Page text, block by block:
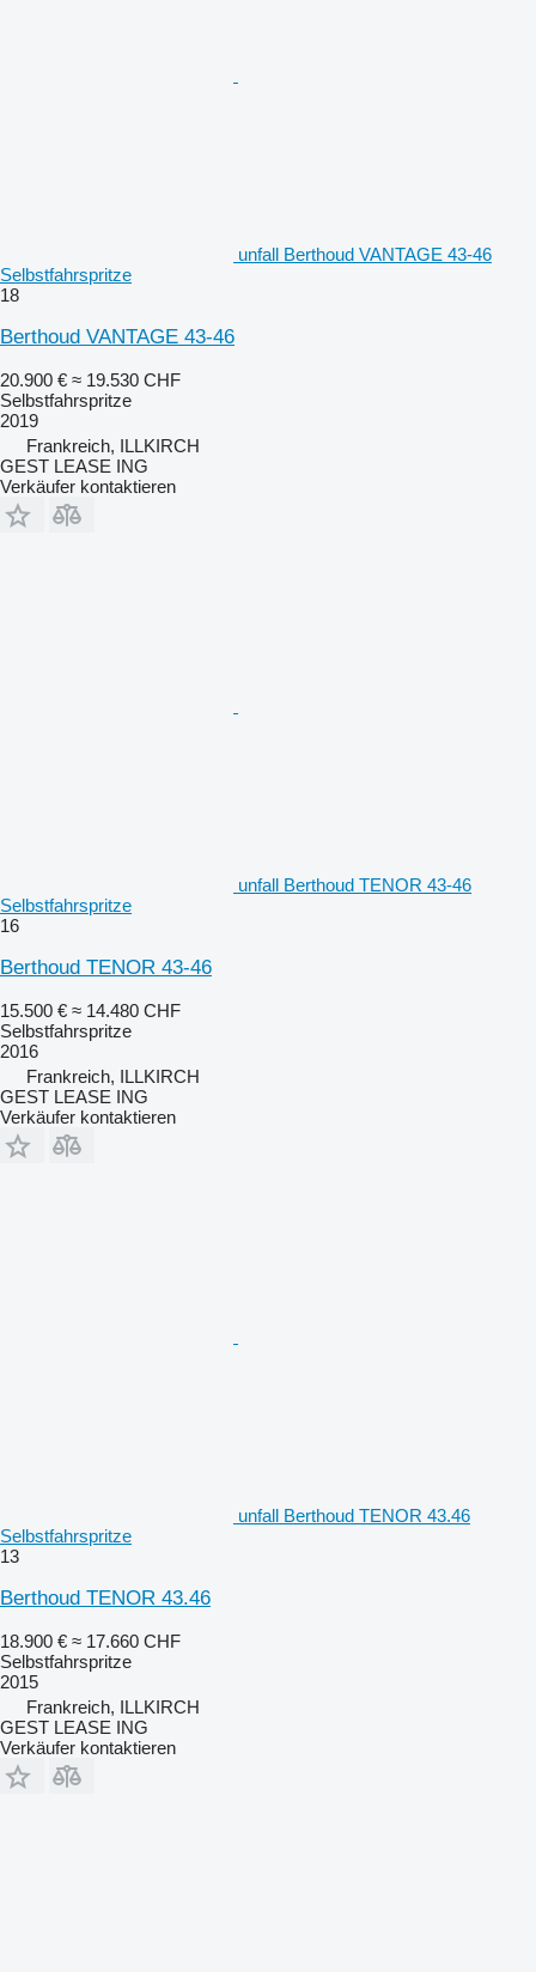
unfall Berthoud VANTAGE 43-46
Selbstfahrspritze
18
Berthoud VANTAGE 43-46
20.900 € ≈ 19.530 CHF
Selbstfahrspritze
2019
Frankreich, ILLKIRCH
GEST LEASE ING
Verkäufer kontaktieren
unfall Berthoud TENOR 43-46
Selbstfahrspritze
16
Berthoud TENOR 43-46
15.500 € ≈ 14.480 CHF
Selbstfahrspritze
2016
Frankreich, ILLKIRCH
GEST LEASE ING
Verkäufer kontaktieren
unfall Berthoud TENOR 43.46
Selbstfahrspritze
13
Berthoud TENOR 43.46
18.900 € ≈ 17.660 CHF
Selbstfahrspritze
2015
Frankreich, ILLKIRCH
GEST LEASE ING
Verkäufer kontaktieren